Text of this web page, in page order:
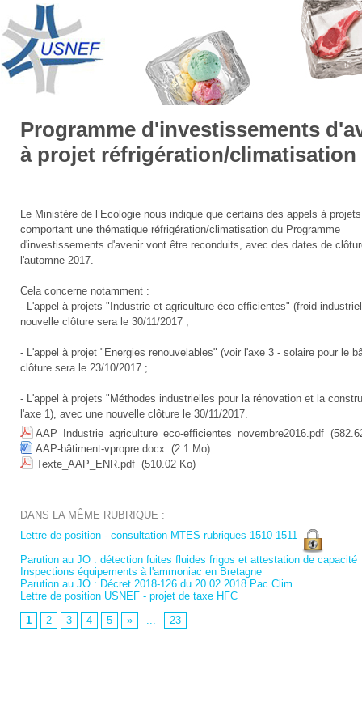
Programme d'investissements
à projet réfrigération/climatisation
Le Ministère de l’Ecologie nous indique que certains des appels à projets
comportant une thématique réfrigération/climatisation du Programme
d'investissements d'avenir vont être reconduits, avec des dates de
l'automne 2017.
Cela concerne notamment :
- L'appel à projets "Industrie et agriculture éco-efficientes" (froid
nouvelle clôture sera le 30/11/2017 ;
- L'appel à projet "Energies renouvelables" (voir l'axe 3 - solaire pour le
clôture sera le 23/10/2017 ;
- L'appel à projets "Méthodes industrielles pour la rénovation et la
l'axe 1), avec une nouvelle clôture le 30/11/2017.
AAP_Industrie_agriculture_eco-efficientes_novembre2016.pdf
AAP-bâtiment-vpropre.docx (2.1 Mo)
Texte_AAP_ENR.pdf (510.02 Ko)
DANS LA MÊME RUBRIQUE :
Lettre de position - consultation MTES rubriques 1510 1511
Parution au JO : détection fuites fluides frigos et attestation de capacité
Inspections équipements à l'ammoniac en Bretagne
Parution au JO : Décret 2018-126 du 20 02 2018 Pac Clim
Lettre de position USNEF - projet de taxe HFC
1
2 3 4 5 » ... 23